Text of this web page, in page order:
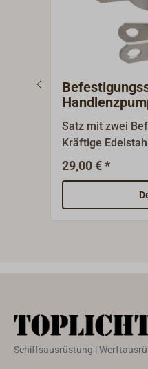
Satz mit zwei
Kräftige
Handlenzpumpe
29,00 € *
Schiffsausrüstung |